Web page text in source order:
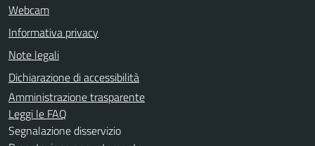
Webcam
Informativa privacy
Note legali
Dichiarazione di accessibilità
Amministrazione trasparente
Leggi le FAQ
Segnalazione disservizio